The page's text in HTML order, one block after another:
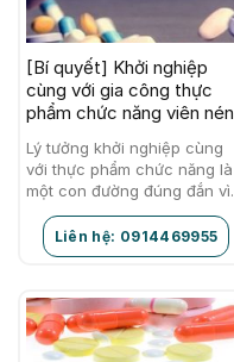
[Bí quyết] Khởi nghiệp
cùng với gia công thực
phẩm chức năng viên nén
Lý tưởng khởi nghiệp cùng
với thực phẩm chức năng là
một con đường đúng đắn vì
đây là dòng sản phẩm đang
ngày càng được ưa
chuộng…
Liên hệ: 0914469955